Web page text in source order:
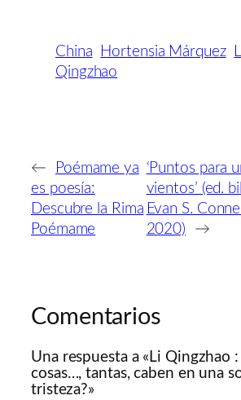
China Hortensia Márquez
Qingzhao
←
Poémame ya
es poesía:
Descubre la Rima
Poémame
‘Puntos para
vientos’ (ed.
Evan S.
2020)
→
Comentarios
Una respuesta a «Li Qingzhao
cosas…, tantas, caben en una
tristeza?»